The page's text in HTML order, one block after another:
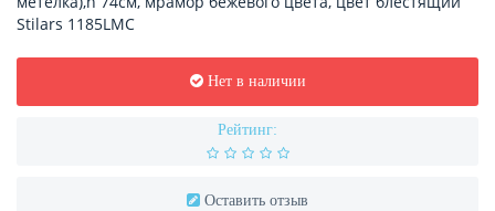
Нет в наличии
Рейтинг:
Оставить отзыв